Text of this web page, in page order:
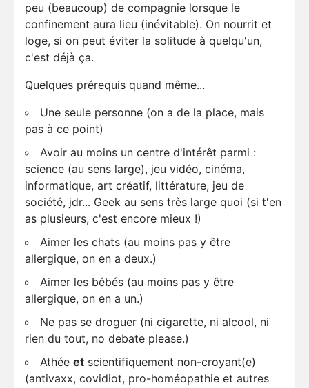
peu (beaucoup) de compagnie lorsque le
confinement aura lieu (inévitable). On nourrit et
loge, si on peut éviter la solitude à quelqu'un,
c'est déjà ça.
Quelques prérequis quand même...
Une seule personne (on a de la place, mais
pas à ce point)
Avoir au moins un centre d'intérêt parmi :
science (au sens large), jeu vidéo, cinéma,
informatique, art créatif, littérature, jeu de
société, jdr... Geek au sens très large quoi (si t'en
as plusieurs, c'est encore mieux !)
Aimer les chats (au moins pas y être
allergique, on en a deux.)
Aimer les bébés (au moins pas y être
allergique, on en a un.)
Ne pas se droguer (ni cigarette, ni alcool, ni
rien du tout, no debate please.)
Athée et scientifiquement non-croyant(e)
(antivaxx, covidiot, pro-homéopathie et autres